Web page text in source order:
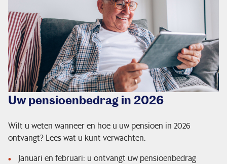
Uw pensioenbedrag in 2026
Wilt u weten wanneer en hoe u uw pensioen in 2026
ontvangt? Lees wat u kunt verwachten.
Januari en februari: u ontvangt uw pensioenbedrag